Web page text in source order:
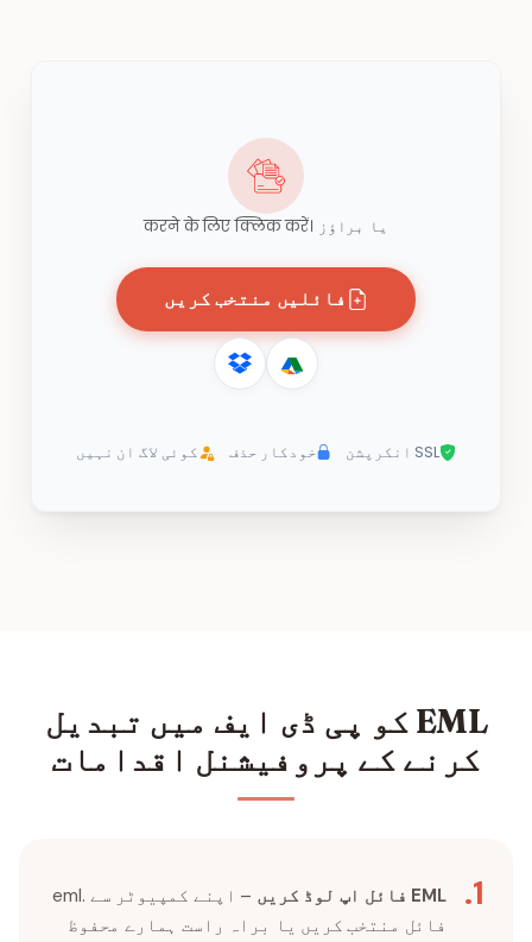
یا براؤز करने के लिए क्लिक करें।
فائلیں منتخب کریں
SSL انکرپشن خودکار حذف کوئی لاگ ان نہیں
EML کو پی ڈی ایف میں تبدیل
کرنے کے پروفیشنل اقدامات
1
. EML فائل اپ لوڈ کریں
– اپنے کمپیوٹر سے .eml
فائل منتخب کریں یا براہ راست ہمارے محفوظ